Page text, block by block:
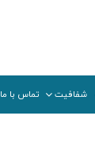
شفافیت تماس با ما